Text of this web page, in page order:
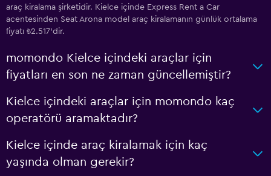
araç kiralama şirketidir. Kielce içinde Express Rent a Car
acentesinden Seat Arona model araç kiralamanın günlük ortalama
fiyatı ₺2.517'dir.
momondo Kielce içindeki araçlar için
fiyatları en son ne zaman güncellemiştir?
Kielce içindeki araçlar için momondo kaç
operatörü aramaktadır?
Kielce içinde araç kiralamak için kaç
yaşında olman gerekir?